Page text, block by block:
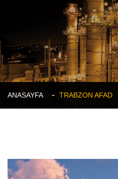
ANASAYFA TRABZON AFAD